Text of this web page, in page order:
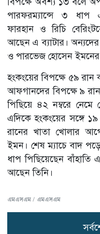
পারফরম্যান্সে ৩ ধাপ
ফারহান ও রিচি
আছেন এ ব্যাটার।
ও পারভেজ হোসেন
হংকংয়ের বিপক্ষে ৫৯ রান
আফগানদের বিপক্ষে ৯
পিছিয়ে ৪২ নম্বরে নেমে
এদিকে হংকংয়ের সঙ্গে ১৯
রানের খাতা খোলার
ইমন। শেষ ম্যাচে বাদ
ধাপ পিছিয়েছেন বাঁহাতি
আছেন তিনি।
এমএসএম / এমএসএম